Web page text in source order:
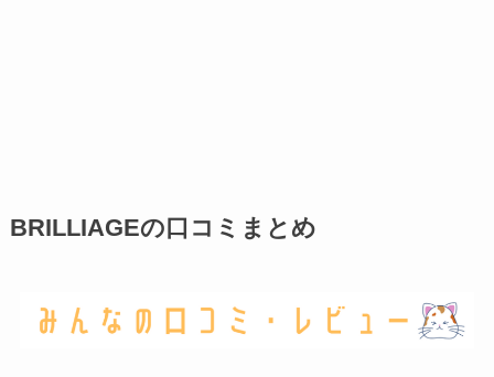
BRILLIAGEの口コミまとめ